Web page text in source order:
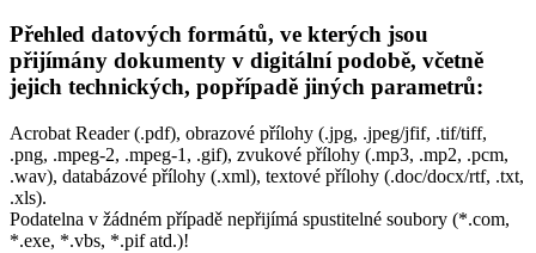
Přehled datových formátů, ve kterých jsou
přijímány dokumenty v digitální podobě, včetně
jejich technických, popřípadě jiných parametrů:
Acrobat Reader (.pdf), obrazové přílohy (.jpg, .jpeg/jfif, .tif/tiff,
.png, .mpeg-2, .mpeg-1, .gif), zvukové přílohy (.mp3, .mp2, .pcm,
.wav), databázové přílohy (.xml), textové přílohy (.doc/docx/rtf, .txt,
.xls).
Podatelna v žádném případě nepřijímá spustitelné soubory (*.com,
*.exe, *.vbs, *.pif atd.)!